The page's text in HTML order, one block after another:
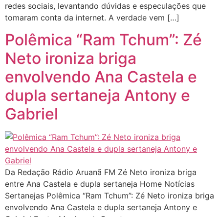
redes sociais, levantando dúvidas e especulações que
tomaram conta da internet. A verdade vem […]
Polêmica “Ram Tchum”: Zé
Neto ironiza briga
envolvendo Ana Castela e
dupla sertaneja Antony e
Gabriel
Da Redação Rádio Aruanã FM Zé Neto ironiza briga
entre Ana Castela e dupla sertaneja Home Notícias
Sertanejas Polêmica “Ram Tchum”: Zé Neto ironiza briga
envolvendo Ana Castela e dupla sertaneja Antony e